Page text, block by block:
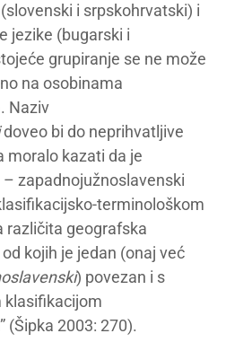
i srpskohrvatski) i
jezike (bugarski i
grupiranje se ne može
na osobinama
Naziv
doveo bi do neprihvatljive
moralo kazati da je
zapadnojužnoslavenski
terminološkom
različita geografska
kojih je jedan (onaj već
) povezan i s
klasifikacijom
(Šipka 2003: 270).